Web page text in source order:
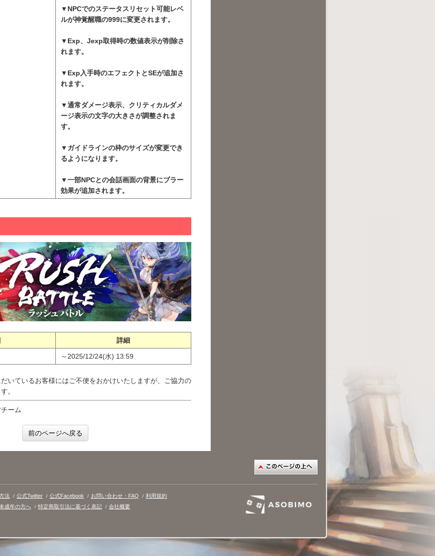
▼NPCでのステータスリセット可能レベ
ルが神覚醒職の999に変更されます。
▼Exp、Jexp取得時の数値表示が削除さ
れます。
▼Exp入手時のエフェクトとSEが追加さ
れます。
▼通常ダメージ表示、クリティカルダメ
ージ表示の文字の大きさが調整されま
す。
▼ガイドラインの枠のサイズが変更でき
るようになります。
▼一部NPCとの会話画面の背景にブラー
効果が追加されます。
詳細
～2025/12/24(水) 13:59
いているお客様にはご不便をおかけいたしますが、ご協力の
。
ーム
前のページへ戻る
法 公式Twitter 公式Facebook お問い合わせ・FAQ
利用規約
成年の方へ
特定商取引法に基づく表記 会社概要